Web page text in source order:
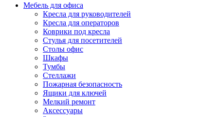
Мебель для офиса
Кресла для руководителей
Кресла для операторов
Коврики под кресла
Стулья для посетителей
Столы офис
Шкафы
Тумбы
Стеллажи
Пожарная безопасность
Ящики для ключей
Мелкий ремонт
Аксессуары